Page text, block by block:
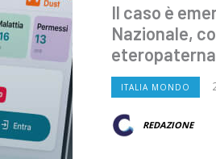
Il caso è
Nazionale,
ITALIA MONDO
REDAZIONE